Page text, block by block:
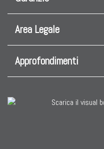
KILIM
Kilim Vecchi E Antichi
Kilim Nuovi
Nuovissimi Kilim India
Arazzi E Ricami
Area Legale
Approfondimenti